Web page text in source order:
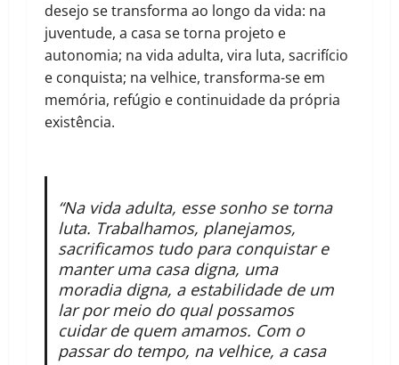
desejo se transforma ao longo da vida: na
juventude, a casa se torna projeto e
autonomia; na vida adulta, vira luta, sacrifício
e conquista; na velhice, transforma-se em
memória, refúgio e continuidade da própria
existência.
“Na vida adulta, esse sonho se torna
luta. Trabalhamos, planejamos,
sacrificamos tudo para conquistar e
manter uma casa digna, uma
moradia digna, a estabilidade de um
lar por meio do qual possamos
cuidar de quem amamos. Com o
passar do tempo, na velhice, a casa